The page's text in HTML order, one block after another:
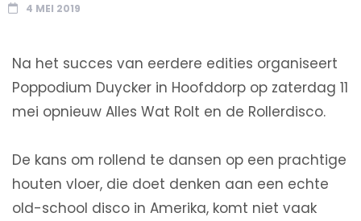
4 MEI 2019
Na het succes van eerdere edities organiseert
Poppodium Duycker in Hoofddorp op zaterdag 11
mei opnieuw Alles Wat Rolt en de Rollerdisco.
De kans om rollend te dansen op een prachtige
houten vloer, die doet denken aan een echte
old-school disco in Amerika, komt niet vaak